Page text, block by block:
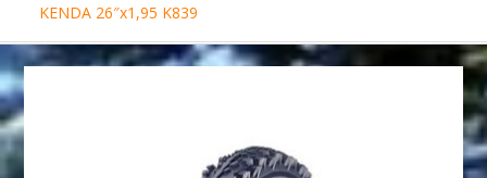
KENDA 26″х1,95 K839